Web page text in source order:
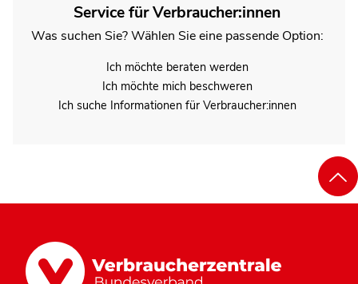
Service für Verbraucher:innen
Was suchen Sie? Wählen Sie eine passende Option:
Ich möchte beraten werden
Ich möchte mich beschweren
Ich suche Informationen für Verbraucher:innen